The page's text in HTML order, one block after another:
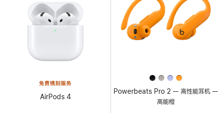
免费镌刻服务
AirPods 4
Powerbeats Pro 2 — 高性能耳机 —
高能橙